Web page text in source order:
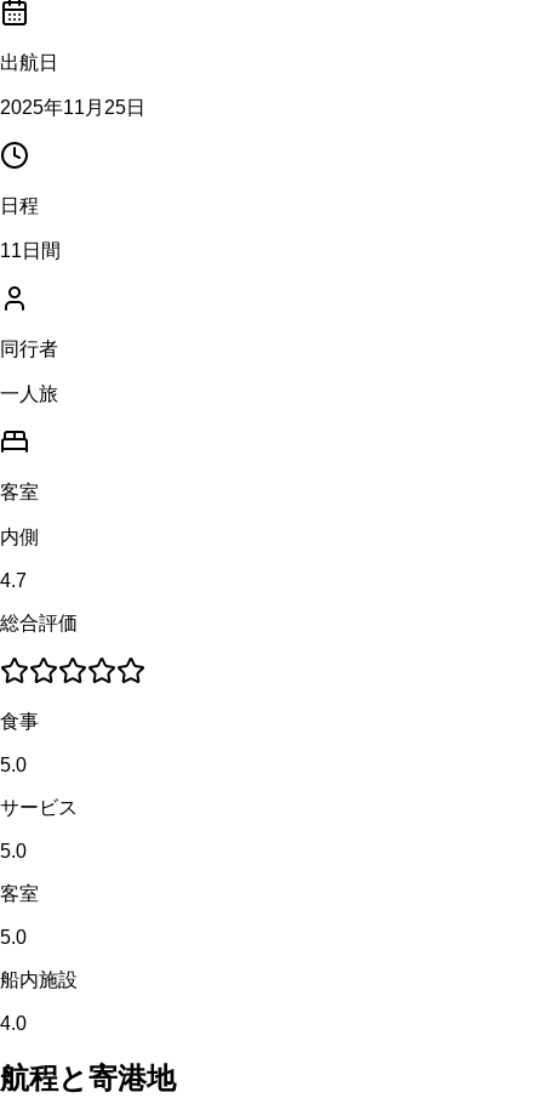
出航日
2025年11月25日
日程
11日間
同行者
一人旅
客室
内側
4.7
総合評価
食事
5.0
サービス
5.0
客室
5.0
船内施設
4.0
航程と寄港地